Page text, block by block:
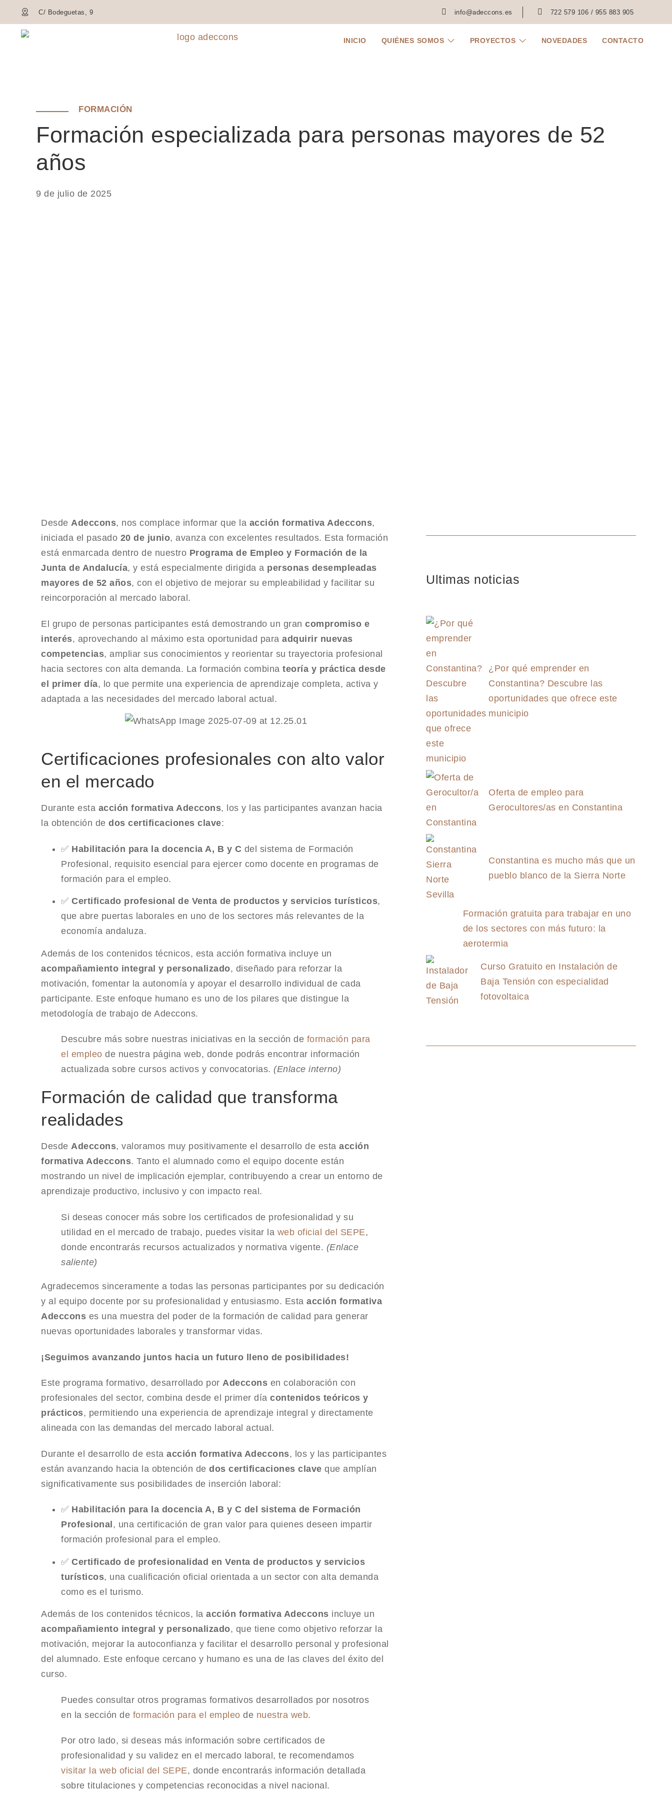
C/ Bodeguetas, 9 info@adeccons.es 722 579 106 / 955 883 905
INICIO QUIÉNES SOMOS PROYECTOS NOVEDADES CONTACTO
FORMACIÓN
Formación especializada para personas mayores de 52
años
9 de julio de 2025
Desde Adeccons, nos complace informar que la acción formativa Adeccons,
iniciada el pasado 20 de junio, avanza con excelentes resultados. Esta formación
está enmarcada dentro de nuestro Programa de Empleo y Formación de la
Junta de Andalucía, y está especialmente dirigida a personas desempleadas
mayores de 52 años, con el objetivo de mejorar su empleabilidad y facilitar su
reincorporación al mercado laboral.
El grupo de personas participantes está demostrando un gran compromiso e
interés, aprovechando al máximo esta oportunidad para adquirir nuevas
competencias, ampliar sus conocimientos y reorientar su trayectoria profesional
hacia sectores con alta demanda. La formación combina teoría y práctica desde
el primer día, lo que permite una experiencia de aprendizaje completa, activa y
adaptada a las necesidades del mercado laboral actual.
Certificaciones profesionales con alto valor
en el mercado
Durante esta acción formativa Adeccons, los y las participantes avanzan hacia
la obtención de dos certificaciones clave:
✅ Habilitación para la docencia A, B y C del sistema de Formación
Profesional, requisito esencial para ejercer como docente en programas de
formación para el empleo.
✅ Certificado profesional de Venta de productos y servicios turísticos,
que abre puertas laborales en uno de los sectores más relevantes de la
economía andaluza.
Además de los contenidos técnicos, esta acción formativa incluye un
acompañamiento integral y personalizado, diseñado para reforzar la
motivación, fomentar la autonomía y apoyar el desarrollo individual de cada
participante. Este enfoque humano es uno de los pilares que distingue la
metodología de trabajo de Adeccons.
Descubre más sobre nuestras iniciativas en la sección de formación para
el empleo de nuestra página web, donde podrás encontrar información
actualizada sobre cursos activos y convocatorias. (Enlace interno)
Formación de calidad que transforma
realidades
Desde Adeccons, valoramos muy positivamente el desarrollo de esta acción
formativa Adeccons. Tanto el alumnado como el equipo docente están
mostrando un nivel de implicación ejemplar, contribuyendo a crear un entorno de
aprendizaje productivo, inclusivo y con impacto real.
Si deseas conocer más sobre los certificados de profesionalidad y su
utilidad en el mercado de trabajo, puedes visitar la web oficial del SEPE,
donde encontrarás recursos actualizados y normativa vigente. (Enlace
saliente)
Agradecemos sinceramente a todas las personas participantes por su dedicación
y al equipo docente por su profesionalidad y entusiasmo. Esta acción formativa
Adeccons es una muestra del poder de la formación de calidad para generar
nuevas oportunidades laborales y transformar vidas.
¡Seguimos avanzando juntos hacia un futuro lleno de posibilidades!
Este programa formativo, desarrollado por Adeccons en colaboración con
profesionales del sector, combina desde el primer día contenidos teóricos y
prácticos, permitiendo una experiencia de aprendizaje integral y directamente
alineada con las demandas del mercado laboral actual.
Durante el desarrollo de esta acción formativa Adeccons, los y las participantes
están avanzando hacia la obtención de dos certificaciones clave que amplían
significativamente sus posibilidades de inserción laboral:
✅ Habilitación para la docencia A, B y C del sistema de Formación
Profesional , una certificación de gran valor para quienes deseen impartir
formación profesional para el empleo.
✅ Certificado de profesionalidad en Venta de productos y servicios
turísticos, una cualificación oficial orientada a un sector con alta demanda
como es el turismo.
Además de los contenidos técnicos, la acción formativa Adeccons incluye un
acompañamiento integral y personalizado, que tiene como objetivo reforzar la
motivación, mejorar la autoconfianza y facilitar el desarrollo personal y profesional
del alumnado. Este enfoque cercano y humano es una de las claves del éxito del
curso.
Puedes consultar otros programas formativos desarrollados por nosotros
en la sección de formación para el empleo de nuestra web.
Por otro lado, si deseas más información sobre certificados de
profesionalidad y su validez en el mercado laboral, te recomendamos
visitar la web oficial del SEPE, donde encontrarás información detallada
sobre titulaciones y competencias reconocidas a nivel nacional.
Ultimas noticias
¿Por qué emprender en
Constantina? Descubre las
oportunidades que ofrece este
municipio
Oferta de empleo para
Gerocultores/as en Constantina
Constantina es mucho más que un
pueblo blanco de la Sierra Norte
Formación gratuita para trabajar en uno
de los sectores con más futuro: la
aerotermia
Curso Gratuito en Instalación de
Baja Tensión con especialidad
fotovoltaica